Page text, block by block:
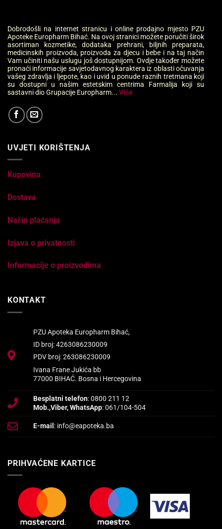
Dobrodošli na internet stranicu i online prodajno mjesto PZU
Apoteke Europharm Bihać. Na ovoj stranici možete poručiti širok
asortiman kozmetike, dodataka prehrani, biljnih preparata,
medicinskih proizvoda, proizvoda za djecu i bebe i na taj način
Vam učiniti našu uslugu još dostupnijom. Ovdje također možete
pronaći informacije savjetodavnog karaktera iz oblasti očuvanja
vašeg zdravlja i ljepote, kao i uvid u ponude raznih tretmana koji
su dostupni u našim estetskim centrima Farmalija koji su
sastavni dio Grupacije Europharm... Više
UVJETI KORIŠTENJA
Kupovina
Dostava
Način plaćanja
Izjava o privatnosti
Informacije o proizvodima
KONTAKT
PZU Apoteka Europharm Bihać,
ID broj: 4263086230009
PDV broj: 263086230009
Ivana Frane Jukića bb
77000 BIHAĆ. Bosna i Hercegovina
Besplatni telefon: 0800 211 12
Mob.,Viber, WhatsApp: 061/104-504
E-mail : info@eapoteka.ba
PRIHVAĆENE KARTICE